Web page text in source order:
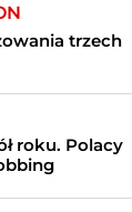
trzech
roku. Polacy